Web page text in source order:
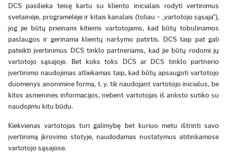
DCS pasilieka teisę kartu su kliento inicialais rodyti vertinimus
svetainėje, programėlėje ir kitais kanalais (toliau – „vartotojo sąsaja“),
jog jie būtų prieinami kitiems vartotojams, kad būtų tobulinamos
paslaugos ir gerinama klientų naršymo patirtis. DCS taip pat gali
pateikti įvertinimus DCS tinklo partneriams, kad jie būtų rodomi jų
vartotojo sąsajoje. Bet koks toks DCS ar DCS tinklo partnerio
įvertinimo naudojimas atliekamas taip, kad būtų apsaugoti vartotojo
duomenys anonimine forma, t. y. tik naudojant vartotojo inicialus, be
kitos asmeninės informacijos, nebent vartotojas iš anksto sutiko su
naudojimu kitu būdu.
Kiekvienas vartotojas turi galimybę bet kuriuo metu ištrinti savo
įvertinimą įkrovimo stotyje, naudodamas nustatymus atitinkamose
vartotojo sąsajose.